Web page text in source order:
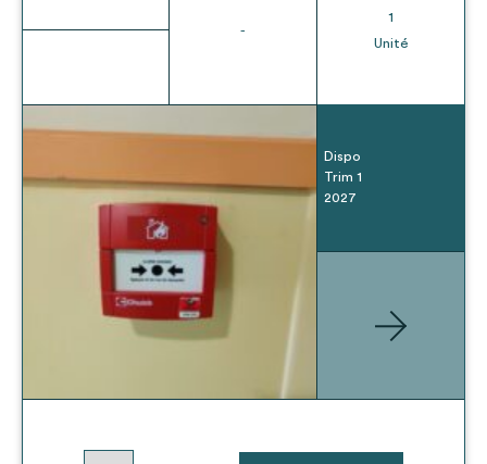
-
1
Unité
Dispo
Trim 1
2027